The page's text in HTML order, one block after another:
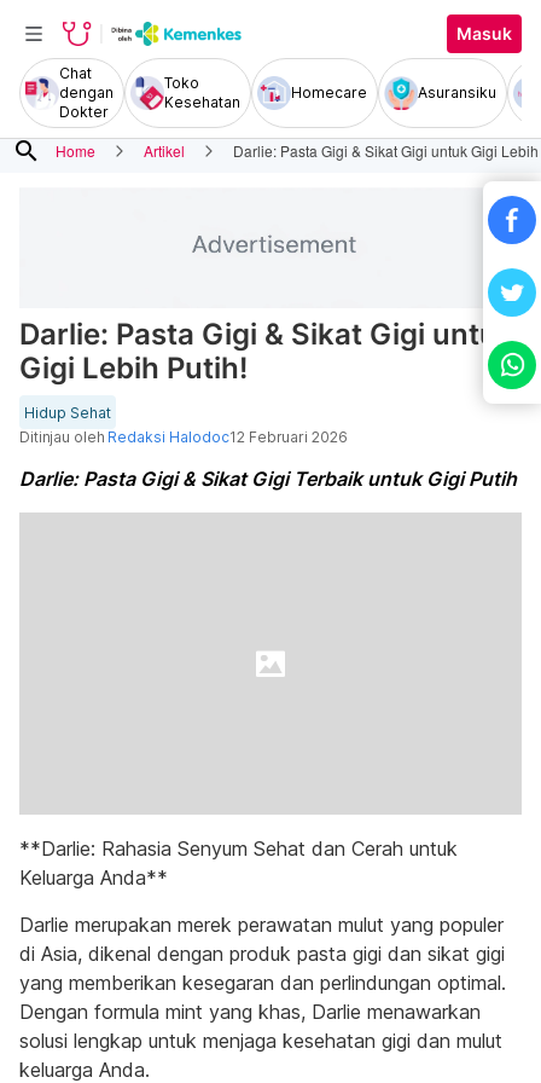
Masuk
Chat
dengan
Dokter
Toko
Kesehatan
Homecare Asuransiku
search Home Artikel Darlie: Pasta Gigi & Sikat Gigi untuk Gigi
Darlie: Pasta Gigi & Sikat Gigi untuk
Gigi Lebih Putih!
Hidup Sehat
Ditinjau oleh Redaksi Halodoc12 Februari 2026
Darlie: Pasta Gigi & Sikat Gigi Terbaik untuk Gigi Putih
**Darlie: Rahasia Senyum Sehat dan Cerah untuk
Keluarga Anda**
Darlie merupakan merek perawatan mulut yang populer
di Asia, dikenal dengan produk pasta gigi dan sikat gigi
yang memberikan kesegaran dan perlindungan optimal.
Dengan formula mint yang khas, Darlie menawarkan
solusi lengkap untuk menjaga kesehatan gigi dan mulut
keluarga Anda.